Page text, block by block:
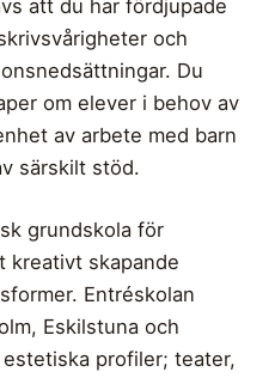
att du har fördjupade
och
Du
om elever i behov av
av arbete med barn
särskilt stöd.
grundskola för
kreativt skapande
Entréskolan
Eskilstuna och
profiler; teater,